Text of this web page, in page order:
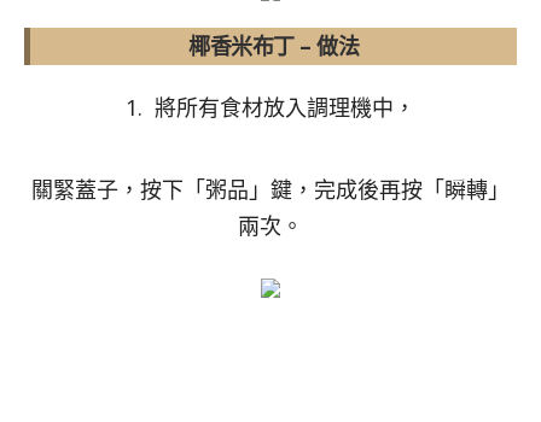
椰香米布丁 – 做法
1. 將所有食材放入調理機中，
關緊蓋子，按下「粥品」鍵，完成後再按「瞬轉」
兩次。